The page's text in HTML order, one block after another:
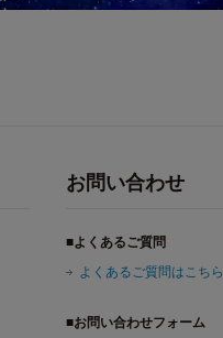
お問い合わせ
■よくあるご質問
よくあるご質問はこちら
■お問い合わせフォーム